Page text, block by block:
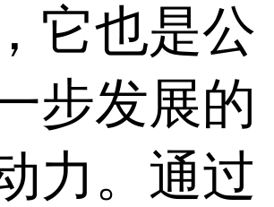
它也是公
步发展的
力。通过